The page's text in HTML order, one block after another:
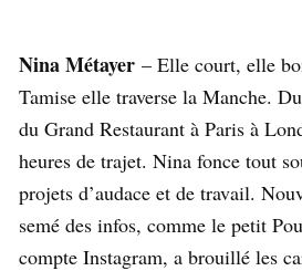
Nina Métayer – Elle court, elle
Tamise elle traverse la Manche.
du Grand Restaurant à Paris à
heures de trajet. Nina fonce tout
projets d’audace et de travail.
semé des infos, comme le petit
compte Instagram, a brouillé les